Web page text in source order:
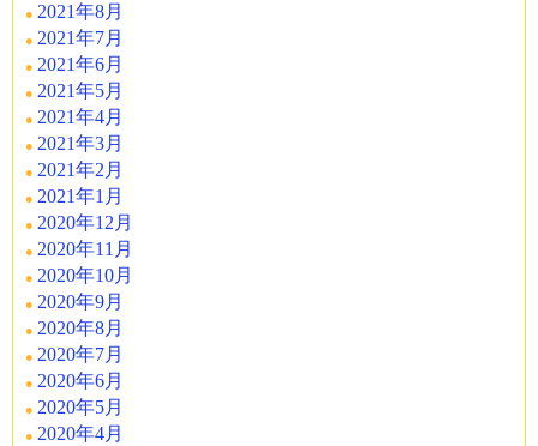
2021年8月
2021年7月
2021年6月
2021年5月
2021年4月
2021年3月
2021年2月
2021年1月
2020年12月
2020年11月
2020年10月
2020年9月
2020年8月
2020年7月
2020年6月
2020年5月
2020年4月